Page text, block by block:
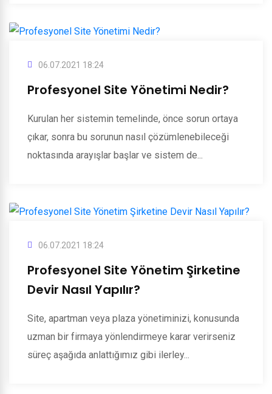
06.07.2021 18:24
Profesyonel Site Yönetimi Nedir?
Kurulan her sistemin temelinde, önce sorun ortaya
çıkar, sonra bu sorunun nasıl çözümlenebileceği
noktasında arayışlar başlar ve sistem de...
06.07.2021 18:24
Profesyonel Site Yönetim Şirketine
Devir Nasıl Yapılır?
Site, apartman veya plaza yönetiminizi, konusunda
uzman bir firmaya yönlendirmeye karar verirseniz
süreç aşağıda anlattığımız gibi ilerley...